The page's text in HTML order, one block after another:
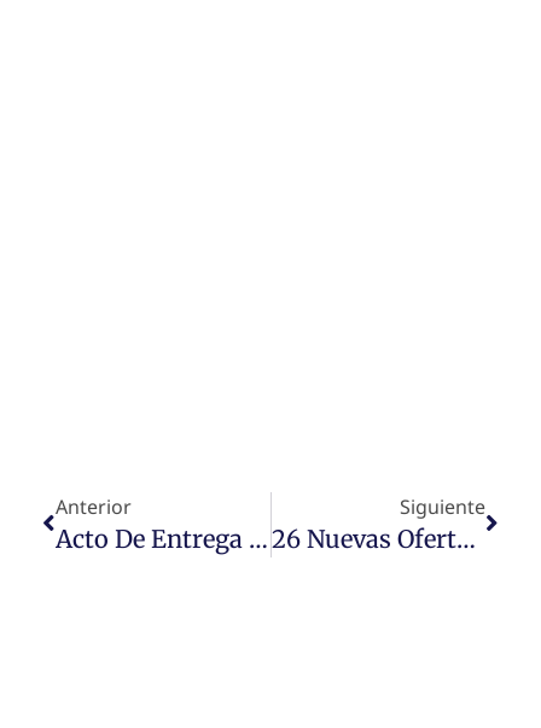
Anterior
Acto De Entrega De Premios De La XXXIX Olimpiada Química De Navarra
Siguiente
26 Nuevas Ofertas De Trabajo